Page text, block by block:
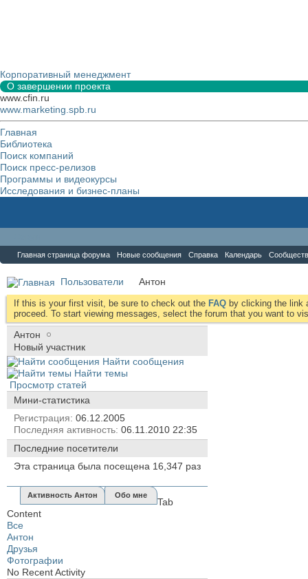
Корпоративный менеджмент
О завершении проекта
www.cfin.ru
www.marketing.spb.ru
Главная
Библиотека
Поиск компаний
Поиск пресс-релизов
Программы и видеокурсы
Исследования и бизнес-планы
Главная страница форума Новые сообщения Справка Календарь
Пользователи Антон
If this is your first visit, be sure to check out the FAQ by clicking the link
proceed. To start viewing messages, select the forum that you want to
Антон
Новый участник
Найти сообщения
Найти темы
Просмотр статей
Мини-статистика
Регистрация 06.12.2005
Последняя активность 06.11.2010 22:35
Последние посетители
Эта страница была посещена 16,347 раз
Активность Антон Обо мне
Tab
Content
Все
Антон
Друзья
Фотографии
No Recent Activity